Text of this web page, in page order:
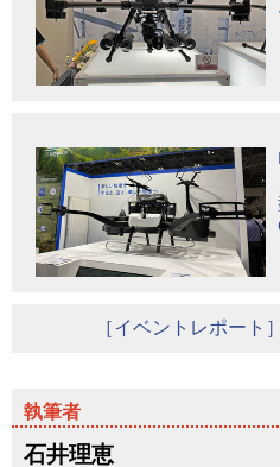
［イベントレポート
石井理恵